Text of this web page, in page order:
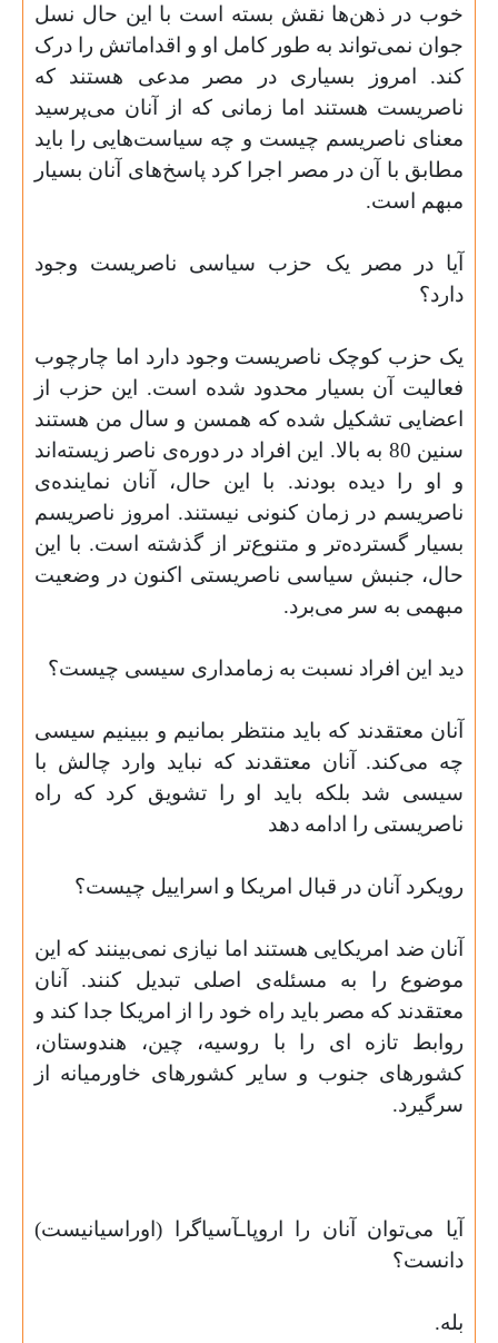
خوب در ذهن‌ها نقش بسته است با این حال نسل
جوان نمی‌تواند به طور کامل او و اقداماتش را درک
کند. امروز بسیاری در مصر مدعی هستند که
ناصریست هستند اما زمانی که از آنان می‌پرسید
معنای ناصریسم چیست و چه سیاست‌هایی را باید
مطابق با آن در مصر اجرا کرد پاسخ‌های آنان بسیار
مبهم است.
آیا در مصر یک حزب سیاسی ناصریست وجود
دارد؟
یک حزب کوچک ناصریست وجود دارد اما چارچوب
فعالیت آن بسیار محدود شده است. این حزب از
اعضایی تشکیل شده که همسن و سال من هستند
سنین 80 به بالا. این افراد در دوره‌ی ناصر زیسته‌اند
و او را دیده بودند. با این حال، آنان نماینده‌ی
ناصریسم در زمان کنونی نیستند. امروز ناصریسم
بسیار گسترده‌تر و متنوع‌تر از گذشته است. با این
حال، جنبش سیاسی ناصریستی اکنون در وضعیت
مبهمی به سر می‌برد.
دید این افراد نسبت به زمامداری سیسی چیست؟
آنان معتقدند که باید منتظر بمانیم و ببینیم سیسی
چه می‌کند. آنان معتقدند که نباید وارد چالش با
سیسی شد بلکه باید او را تشویق کرد که راه
ناصریستی را ادامه دهد
رویکرد آنان در قبال امریکا و اسراییل چیست؟
آنان ضد امریکایی هستند اما نیازی نمی‌بینند که این
موضوع را به مسئله‌ی اصلی تبدیل کنند. آنان
معتقدند که مصر باید راه خود را از امریکا جدا کند و
روابط تازه ای را با روسیه، چین، هندوستان،
کشورهای جنوب و سایر کشورهای خاورمیانه از
سرگیرد.
آیا می‌توان آنان را اروپاـآسیاگرا (اوراسیانیست)
دانست؟
بله.